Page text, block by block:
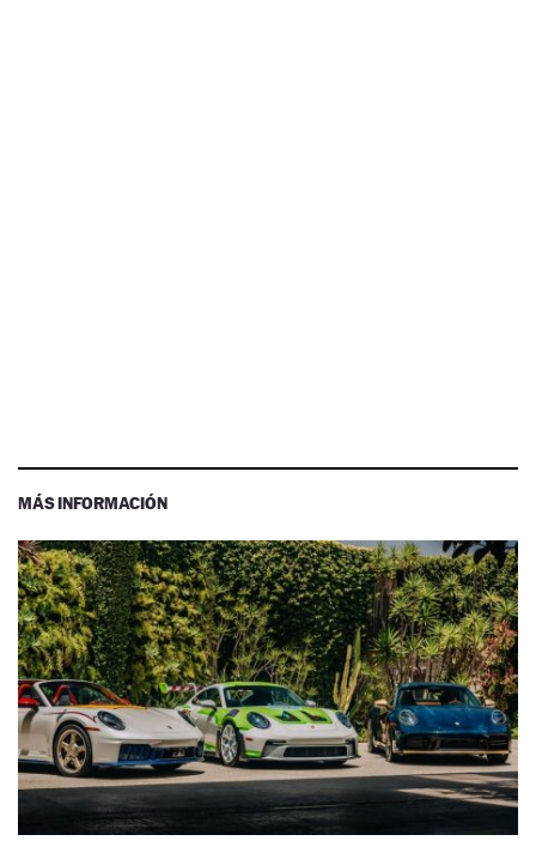
MÁS INFORMACIÓN